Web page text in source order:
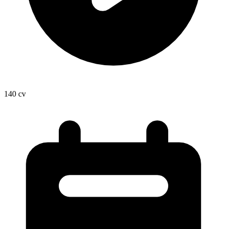
140 cv